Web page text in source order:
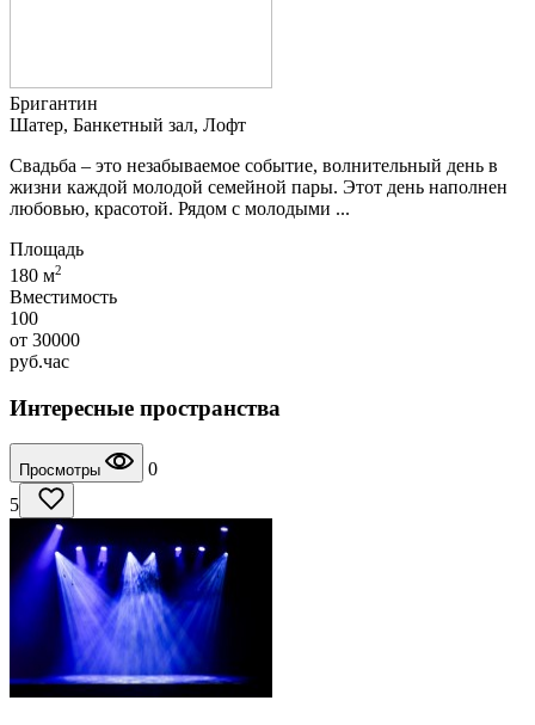
Бригантин
Шатер, Банкетный зал, Лофт
Свадьба – это незабываемое событие, волнительный день в
жизни каждой молодой семейной пары. Этот день наполнен
любовью, красотой. Рядом с молодыми ...
Площадь
180 м2
Вместимость
100
от 30000
руб.час
Интересные пространства
Просмотры
0
5